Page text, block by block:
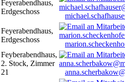
Feyerabendhaus,
Erdgeschoss
Feyerabendhaus,
Erdgeschoss
Feyberabendhaus,
2. Stock, Zimmer
21